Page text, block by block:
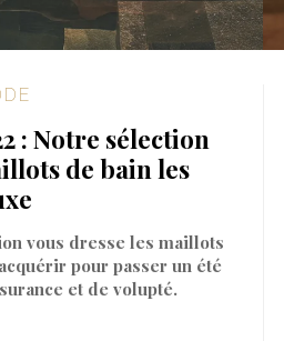
: Notre sélection
de bain les
vous dresse les maillots
pour passer un été
et de volupté.